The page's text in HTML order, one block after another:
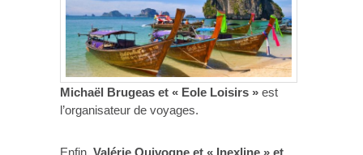
Michaël Brugeas et « Eole Loisirs » est
l’organisateur de voyages.
Enfin, Valérie Quivogne et « Inexline » et